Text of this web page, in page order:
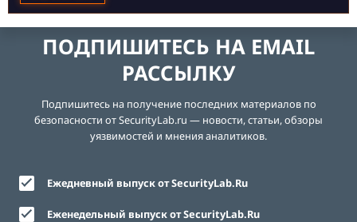
ПОДПИШИТЕСЬ НА EMAIL
РАССЫЛКУ
Подпишитесь на получение последних материалов по
безопасности от SecurityLab.ru — новости, статьи, обзоры
уязвимостей и мнения аналитиков.
Ежедневный выпуск от SecurityLab.Ru
Еженедельный выпуск от SecurityLab.Ru